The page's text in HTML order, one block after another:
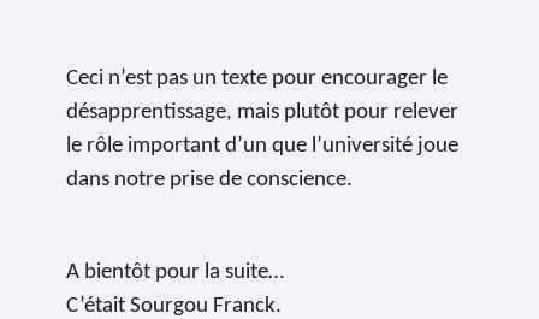
Ceci n’est pas un texte pour encourager le
désapprentissage, mais plutôt pour relever
le rôle important d’un que l’université joue
dans notre prise de conscience.
A bientôt pour la suite…
C’était Sourgou Franck.